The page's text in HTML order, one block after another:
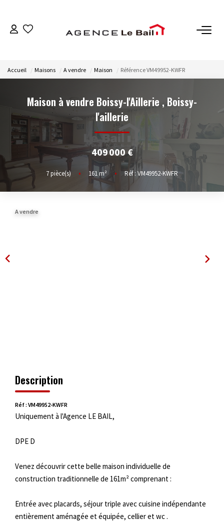
ESTIMATION
LOCATIONS
GESTION
Espace Propriétaire
Espace Locataire
Accueil Maisons A vendre Maison Référence VM49952-KWFR
Maison à vendre Boissy-l'Aillerie ,Boissy-
l'aillerie
409 000 €
7pièce(s) • 161m² • Réf : VM49952-KWFR
A vendre
Description
Réf : VM49952-KWFR
Uniquement à l'Agence LE BAIL,
DPE D
Venez découvrir cette belle maison individuelle de
construction traditionnelle de 161m² comprenant :
Entrée avec placards, séjour triple avec cuisine indépendante
entièrement aménagée et équipée, cellier et wc .